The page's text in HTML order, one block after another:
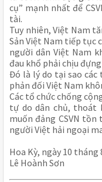
cụ” mạnh nhất để
tài.
Tuy nhiên, Việt Nam
Sản Việt Nam tiếp tục
người dân Việt Nam
đau khổ phải chịu đựng
Đó là lý do tại sao
phản đối Việt Nam
Các tổ chức chống
tự do dân chủ, thoát
muốn đảng CSVN
người Việt hải ngoại
Hoa Kỳ, ngày 10 tháng
Lê Hoành Sơn